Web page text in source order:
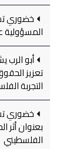
خضوري
المسؤولية
أبو الرب
تعزيز
التجربة
خضوري
بعنوان
الفلسطيني